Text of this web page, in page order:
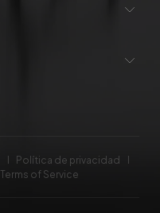
Política de privacidad
Terms of Service